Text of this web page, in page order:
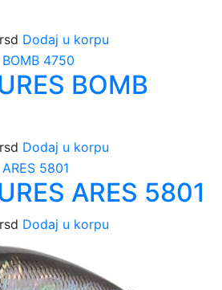
rsd Dodaj u korpu
BOMB
rsd Dodaj u korpu
ARES 5801
rsd Dodaj u korpu